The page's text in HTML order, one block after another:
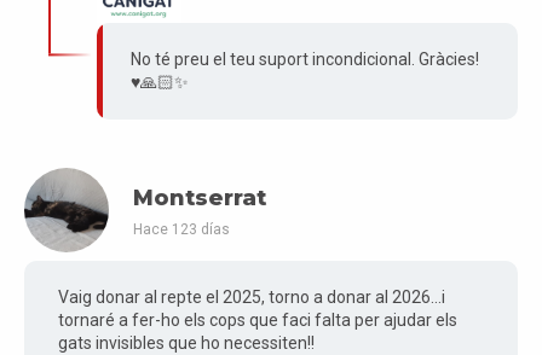
No té preu el teu suport incondicional. Gràcies!
♥️🙏🏻✨
Montserrat
Hace 123 días
Vaig donar al repte el 2025, torno a donar al 2026...i
tornaré a fer-ho els cops que faci falta per ajudar els
gats invisibles que ho necessiten!!